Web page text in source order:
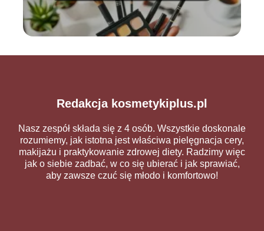
Redakcja kosmetykiplus.pl
Nasz zespół składa się z 4 osób. Wszystkie doskonale
rozumiemy, jak istotna jest właściwa pielęgnacja cery,
makijażu i praktykowanie zdrowej diety. Radzimy więc
jak o siebie zadbać, w co się ubierać i jak sprawiać,
aby zawsze czuć się młodo i komfortowo!